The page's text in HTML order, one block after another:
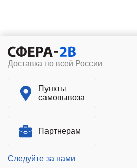
Доставка по всей России
Пункты
самовывоза
Партнерам
Следуйте за нами